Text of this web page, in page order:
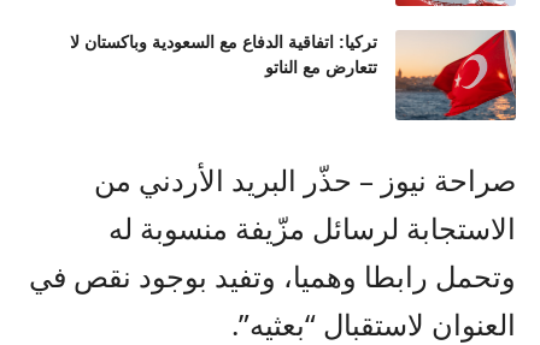
تركيا: اتفاقية الدفاع مع السعودية وباكستان لا
تتعارض مع الناتو
صراحة نيوز – حذّر البريد الأردني من
الاستجابة لرسائل مزّيفة منسوبة له
وتحمل رابطا وهميا، وتفيد بوجود نقص في
العنوان لاستقبال “بعثيه”.